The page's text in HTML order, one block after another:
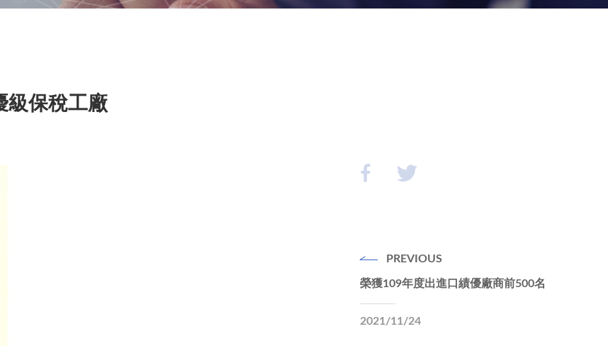
級保稅工廠
PREVIOUS
榮獲109年度出進口績優廠商前500名
2021/11/24